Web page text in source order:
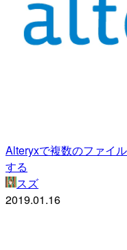
Alteryxで複数のファイ
する
スズ
2019.01.16